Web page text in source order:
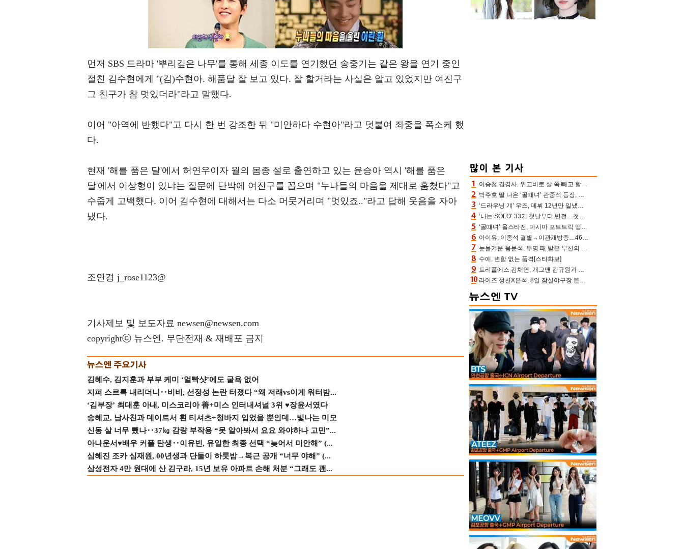
먼저 SBS 드라마 '뿌리깊은 나무'를 통해 세종 이도를 연기했던 송중기는 같은 왕을 연기 중인
절친 김수현에게 "(김)수현아. 해품달 잘 보고 있다. 잘 할거라는 사실은 알고 있었지만 여진구
그 친구가 참 멋있더라"라고 말했다.
이어 "아역에 반했다"고 다시 한 번 강조한 뒤 "미안하다 수현아"라고 덧붙여 좌중을 폭소케 했
다.
현재 '해를 품은 달'에서 허연우이자 월의 몸종 설로 출연하고 있는 윤승아 역시 '해를 품은
달'에서 이상형이 있냐는 질문에 단박에 여진구를 꼽으며 "누나들의 마음을 제대로 훔쳤다"고
수줍게 고백했다. 이어 김수현에 대해서는 다소 머뭇거리며 "멋있죠.."라고 답해 웃음을 자아
냈다.
조연경 j_rose1123@
기사제보 및 보도자료 newsen@newsen.com
copyrightⓒ 뉴스엔. 무단전재 & 재배포 금지
김혜수, 김지훈과 부부 케미 ‘얼빡샷’에도 굴욕 없어
지퍼 스르륵 내리더니‥비비, 선정성 논란 터졌다 “왜 저래vs이게 워터밤...
‘김부장’ 최대훈 아내, 미스코리아 善+미스 인터내셔널 3위 ♥장윤서였다
송혜교, 남사친과 데이트서 흰 티셔츠+청바지 입었을 뿐인데…빛나는 미모
신동 살 너무 뺐나‥37㎏ 감량 부작용 “못 알아봐서 요요 와야하나 고민”...
아나운서♥배우 커플 탄생‥이유빈, 유일한 최종 선택 “늦어서 미안해” (...
심혜진 조카 심재원, 00년생과 단둘이 하룻밤→복근 공개 “너무 야해” (...
삼성전자 4만 원대에 산 김구라, 15년 보유 아파트 손해 처분 “그래도 괜...
이승철 겹경사, 위고비로 살 쪽 빼고 할아버지 된다‥마음으로 낳은 딸 임신 자랑(유퀴즈)
박주호 딸 나은 ‘골때녀’ 관중석 등장, 김민재 복제인간 보고 혼란 [결정적장면]
‘드라우닝 걔’ 우즈, 데뷔 12년만 일냈다…체조경기장 입성 확정
‘나는 SOLO’ 33기 첫날부터 반전…첫인상 0표 영호, 호감남 급부상
‘골때녀’ 올스타전, 마시마 포트트릭 맹추격전 5:4 골 잔치 ‘짜릿’ [어제TV]
아이유, 이종석 결별→이관개방증…46장 꽉 채운 유애나 ♥ “열심히 사는 중”
눈물겨운 음문석, 무명 때 받은 부친의 전재산→폐암 父 세상 떠나기 전 여행(유퀴즈)[어제TV]
수애, 변함 없는 품격[스타화보]
트리플에스 김채연, 개그맨 김규원과 함께 프리뷰쇼 진행 [포토엔HD]
라이즈 성찬X은석, 8일 잠실야구장 뜬다…시구 시타+특별공연까지